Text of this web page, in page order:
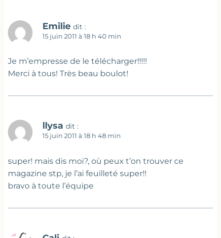
Emilie dit :
15 juin 2011 à 18 h 40 min
Je m’empresse de le télécharger!!!!!
Merci à tous! Très beau boulot!
llysa dit :
15 juin 2011 à 18 h 48 min
super! mais dis moi?, où peux t’on trouver ce
magazine stp, je l’ai feuilleté super!!
bravo à toute l’équipe